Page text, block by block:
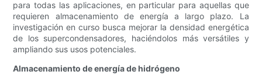
para todas las aplicaciones, en particular para aquellas que
requieren almacenamiento de energía a largo plazo. La
investigación en curso busca mejorar la densidad energética
de los supercondensadores, haciéndolos más versátiles y
ampliando sus usos potenciales.
Almacenamiento de energía de hidrógeno